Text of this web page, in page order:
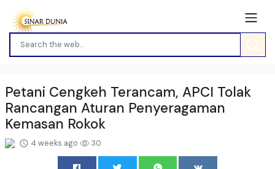
Petani Cengkeh Terancam, APCI Tolak
Rancangan Aturan Penyeragaman
Kemasan Rokok
4 weeks ago 30